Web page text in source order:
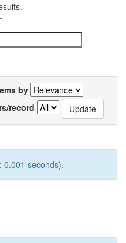
by
record
0.001 seconds).